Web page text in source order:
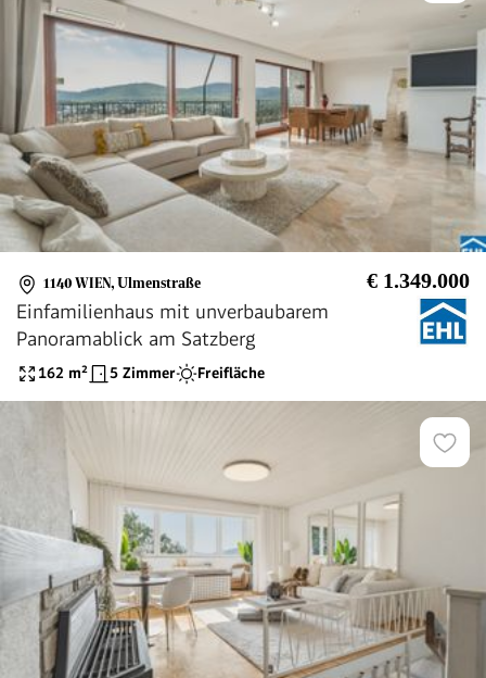
1140 WIEN, Ulmenstraße € 1.349.000
Einfamilienhaus mit unverbaubarem
Panoramablick am Satzberg
162 m² 5 Zimmer Freifläche